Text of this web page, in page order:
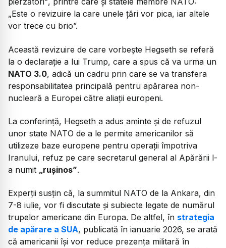
„Este o revizuire la care unele țări vor pica, iar altele
vor trece cu brio”.
Această revizuire de care vorbește Hegseth se referă
la o declarație a lui Trump, care a spus că va urma un
NATO 3.0, adică un cadru prin care se va transfera
responsabilitatea principală pentru apărarea non-
nucleară a Europei către aliații europeni.
La conferință, Hegseth a adus aminte și de refuzul
unor state NATO de a le permite americanilor să
utilizeze baze europene pentru operații împotriva
Iranului, refuz pe care secretarul general al Apărării l-
a numit „rușinos”.
Experții susțin că, la summitul NATO de la Ankara, din
7-8 iulie, vor fi discutate și subiecte legate de numărul
trupelor americane din Europa. De altfel, în strategia
de apărare a SUA, publicată în ianuarie 2026, se arată
că americanii își vor reduce prezența militară în